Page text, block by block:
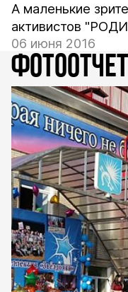
А маленькие
активистов
06 июня 2016
ФОТООТЧЕТ